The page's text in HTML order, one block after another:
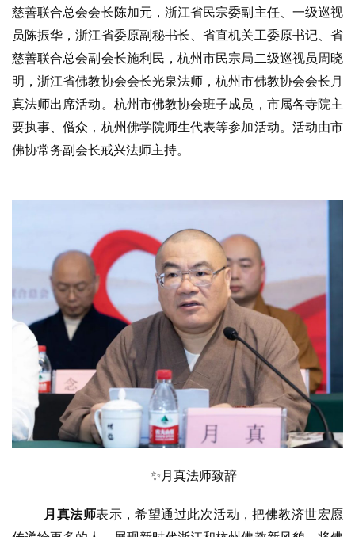
慈善联合总会会长陈加元，浙江省民宗委副主任、一级巡视
员陈振华，浙江省委原副秘书长、省直机关工委原书记、省
慈善联合总会副会长施利民，杭州市民宗局二级巡视员周晓
明，浙江省佛教协会会长光泉法师，杭州市佛教协会会长月
真法师出席活动。杭州市佛教协会班子成员，市属各寺院主
要执事、僧众，杭州佛学院师生代表等参加活动。活动由市
佛协常务副会长戒兴法师主持。
✨月真法师致辞
月真法师表示，希望通过此次活动，把佛教济世宏愿